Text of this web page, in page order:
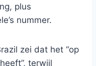
plus
nummer.
zei dat het “op
terwijl